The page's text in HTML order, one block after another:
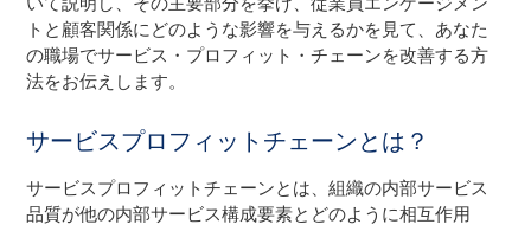
トと顧客関係にどのような影響を与えるかを見て、あなた
の職場でサービス・プロフィット・チェーンを改善する方
法をお伝えします。
サービスプロフィットチェーンとは？
サービスプロフィットチェーンとは、組織の内部サービス
品質が他の内部サービス構成要素とどのように相互作用